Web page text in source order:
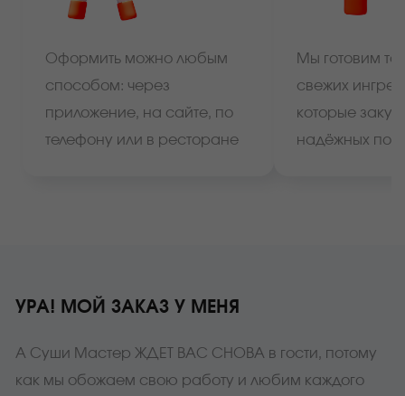
Оформить можно любым
способом: через
приложение, на сайте, по
телефону или в ресторане
Мы готовим
свежих
которые
надёжных
УРА! МОЙ ЗАКАЗ У МЕНЯ
А Суши Мастер ЖДЕТ ВАС СНОВА в гости, потому
как мы обожаем свою работу и любим каждого